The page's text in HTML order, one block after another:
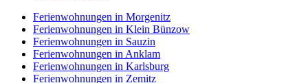
Ferienwohnungen in Morgenitz
Ferienwohnungen in Klein Bünzow
Ferienwohnungen in Sauzin
Ferienwohnungen in Anklam
Ferienwohnungen in Karlsburg
Ferienwohnungen in Zemitz